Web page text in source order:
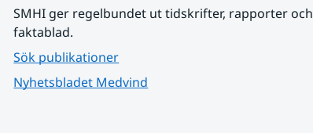
SMHI ger regelbundet ut tidskrifter, rapporter och
faktablad.
Sök publikationer
Nyhetsbladet Medvind